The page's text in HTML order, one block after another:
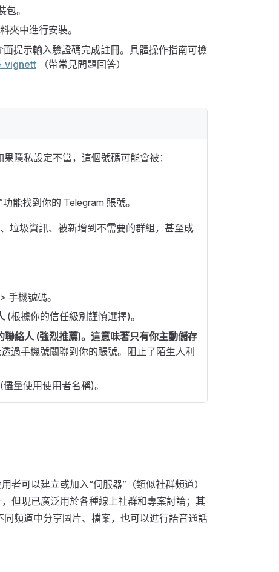
。
夾中進行安裝。
提示輸入驗證碼完成註冊。具體操作指南可檢
（帶常見問題回答）
隱私設定不當，這個號碼可能會被：
能找到你的 Telegram 賬號。
垃圾資訊、被新增到不需要的群組，甚至成
手機號碼。
​ (根據你的信任級別謹慎選擇)。
聯絡人 (強烈推薦)。這意味著只有你主動儲存
過手機號關聯到你的賬號。阻止了陌生人利
量使用使用者名稱)。
可以建立或加入“伺服器”（類似社群頻道）
但現已廣泛用於各種線上社群和專案討論；其
頻道中分享圖片、檔案，也可以進行語音通話